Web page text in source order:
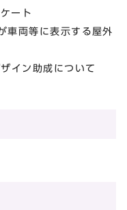
ート
車両等に表示する屋外
イン助成について